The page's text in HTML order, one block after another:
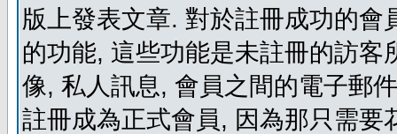
版上發表文章. 對於註冊成功的
的功能, 這些功能是未註冊的訪
像, 私人訊息, 會員之間的電子郵
註冊成為正式會員, 因為那只需要